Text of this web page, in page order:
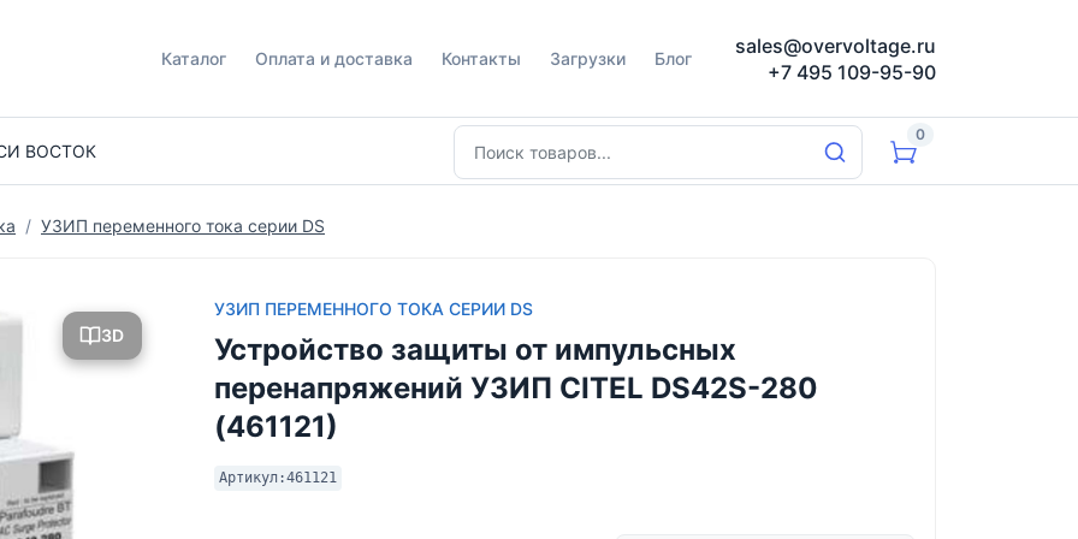
Каталог Оплата и доставка Контакты Загрузки Блог
sales@overvoltage.ru
+7 495 109-95-90
ВОСТОК
0
УЗИП переменного тока серии DS
3D
УЗИП ПЕРЕМЕННОГО ТОКА СЕРИИ DS
Устройство защиты от импульсных
перенапряжений УЗИП CITEL DS42S-280
(461121)
Артикул:461121